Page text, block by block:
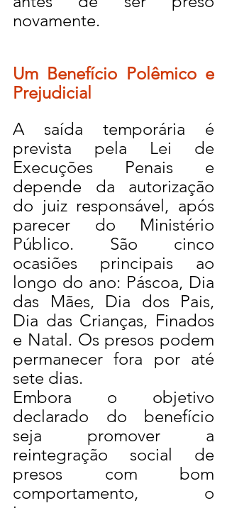
novamente.
Um Benefício Polêmico e
Prejudicial
A saída temporária é
prevista pela Lei de
Execuções Penais e
depende da autorização
do juiz responsável, após
parecer do Ministério
Público. São cinco
ocasiões principais ao
longo do ano: Páscoa, Dia
das Mães, Dia dos Pais,
Dia das Crianças, Finados
e Natal. Os presos podem
permanecer fora por até
sete dias.
Embora o objetivo
declarado do benefício
seja promover a
reintegração social de
presos com bom
comportamento, o